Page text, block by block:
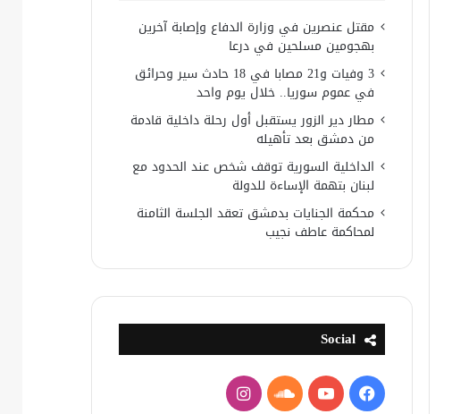
مقتل عنصرين في وزارة الدفاع وإصابة آخرين
بهجومين مسلحين في درعا
3 وفيات و21 مصابا في 18 حادث سير وحرائق
في عموم سوريا.. خلال يوم واحد
مطار دير الزور يستقبل أول رحلة داخلية قادمة
من دمشق بعد تأهيله
الداخلية السورية توقف شخص عند الحدود مع
لبنان بتهمة الإساءة للدولة
محكمة الجنايات بدمشق تعقد الجلسة الثامنة
لمحاكمة عاطف نجيب
Social
فيسبوكيوتيوبساوندانستقرام